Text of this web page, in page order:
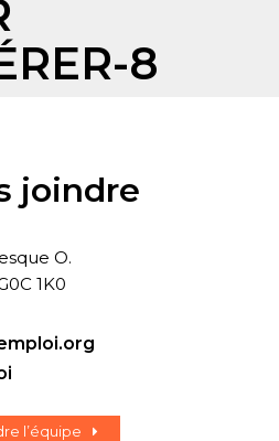
8
joindre
O.
1K0
l’équipe